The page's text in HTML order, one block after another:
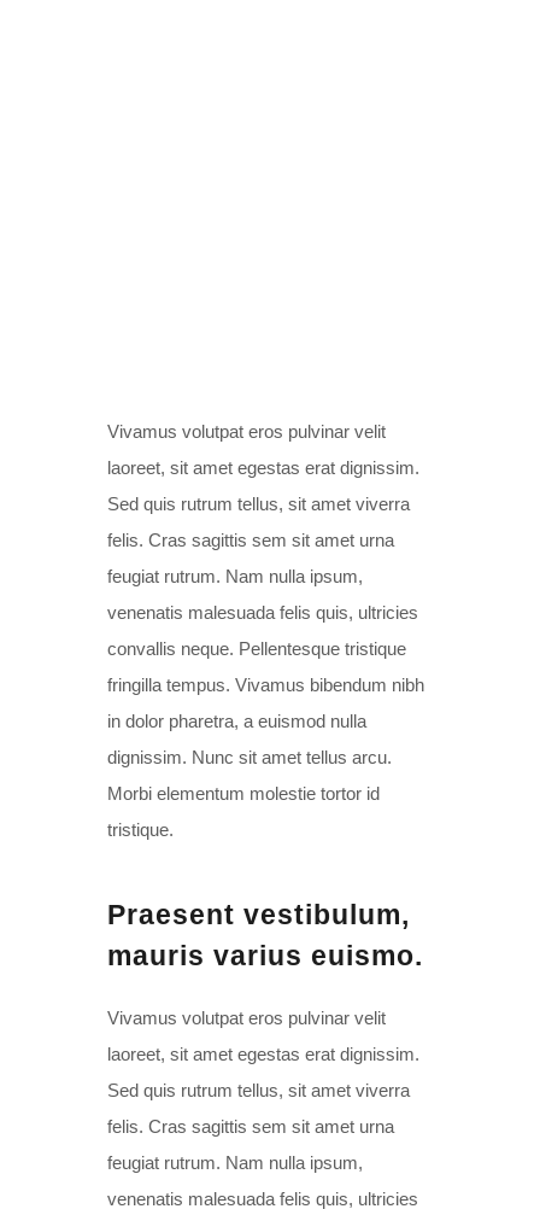
Vivamus volutpat eros pulvinar velit
laoreet, sit amet egestas erat dignissim.
Sed quis rutrum tellus, sit amet viverra
felis. Cras sagittis sem sit amet urna
feugiat rutrum. Nam nulla ipsum,
venenatis malesuada felis quis, ultricies
convallis neque. Pellentesque tristique
fringilla tempus. Vivamus bibendum nibh
in dolor pharetra, a euismod nulla
dignissim. Nunc sit amet tellus arcu.
Morbi elementum molestie tortor id
tristique.
Praesent vestibulum,
mauris varius euismo.
Vivamus volutpat eros pulvinar velit
laoreet, sit amet egestas erat dignissim.
Sed quis rutrum tellus, sit amet viverra
felis. Cras sagittis sem sit amet urna
feugiat rutrum. Nam nulla ipsum,
venenatis malesuada felis quis, ultricies